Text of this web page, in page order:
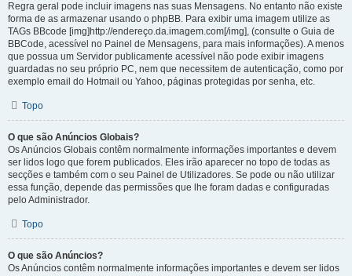
Regra geral pode incluir imagens nas suas Mensagens. No entanto não existe
forma de as armazenar usando o phpBB. Para exibir uma imagem utilize as
TAGs BBcode [img]http://endereço.da.imagem.com[/img], (consulte o Guia de
BBCode, acessível no Painel de Mensagens, para mais informações). A menos
que possua um Servidor publicamente acessível não pode exibir imagens
guardadas no seu próprio PC, nem que necessitem de autenticação, como por
exemplo email do Hotmail ou Yahoo, páginas protegidas por senha, etc.
Topo
O que são Anúncios Globais?
Os Anúncios Globais contêm normalmente informações importantes e devem
ser lidos logo que forem publicados. Eles irão aparecer no topo de todas as
secções e também com o seu Painel de Utilizadores. Se pode ou não utilizar
essa função, depende das permissões que lhe foram dadas e configuradas
pelo Administrador.
Topo
O que são Anúncios?
Os Anúncios contêm normalmente informações importantes e devem ser lidos